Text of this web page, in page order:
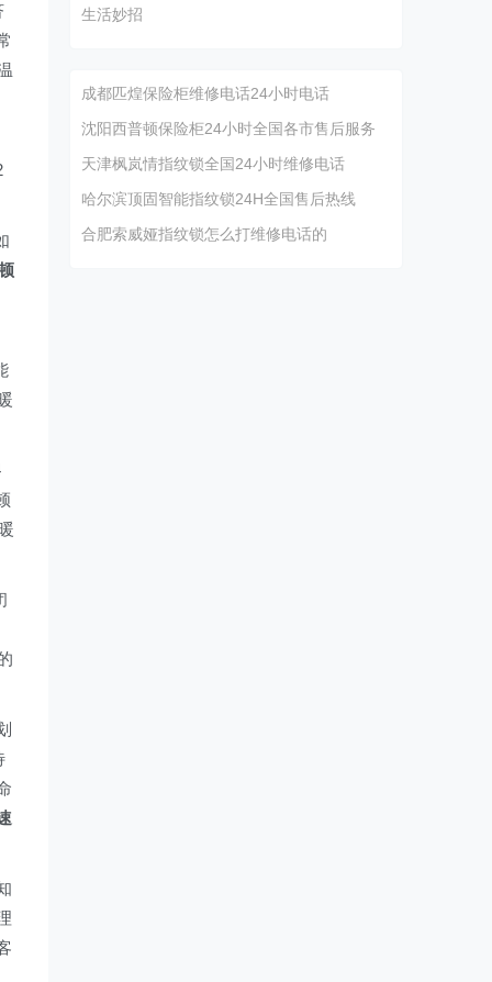
生活妙招
成都匹煌保险柜维修电话24小时电话
沈阳西普顿保险柜24小时全国各市售后服务
天津枫岚情指纹锁全国24小时维修电话
哈尔滨顶固智能指纹锁24H全国售后热线
合肥索威娅指纹锁怎么打维修电话的